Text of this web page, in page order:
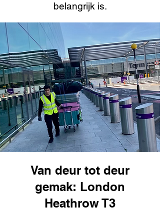
belangrijk is.
Van deur tot deur
gemak: London
Heathrow T3